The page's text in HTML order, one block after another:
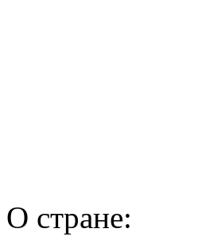
О стране: